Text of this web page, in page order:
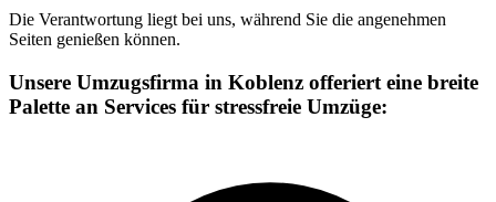
Die Verantwortung liegt bei uns, während Sie die angenehmen
Seiten genießen können.
Unsere Umzugsfirma in Koblenz offeriert eine breite
Palette an Services für stressfreie Umzüge: